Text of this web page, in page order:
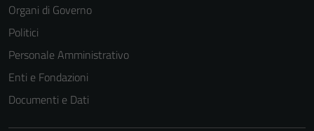
Organi di Governo
Politici
Personale Amministrativo
Enti e Fondazioni
Documenti e Dati